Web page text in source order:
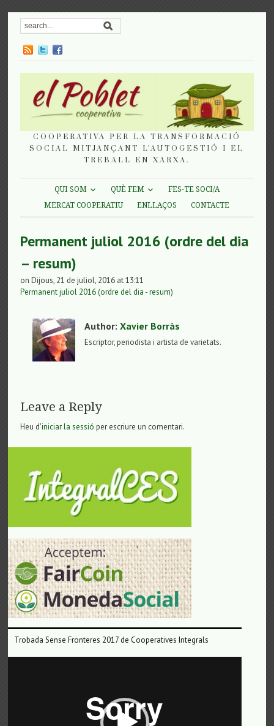
COOPERATIVA PER LA TRANSFORMACIÓ
SOCIAL MITJANÇANT L'AUTOGESTIÓ I EL
TREBALL EN XARXA.
QUI SOM QUÈ FEM
FES-TE SOCI/A
MERCAT COOPERATIU
ENLLAÇOS CONTACTE
Permanent juliol 2016 (ordre del dia
– resum)
on Dijous, 21 de juliol, 2016 at 13:11
Permanent juliol 2016 (ordre del dia - resum)
Author:Xavier Borràs
Escriptor, periodista i artista de varietats.
Leave a Reply
Heu d'iniciar la sessió per escriure un comentari.
Trobada Sense Fronteres 2017 de Cooperatives Integrals